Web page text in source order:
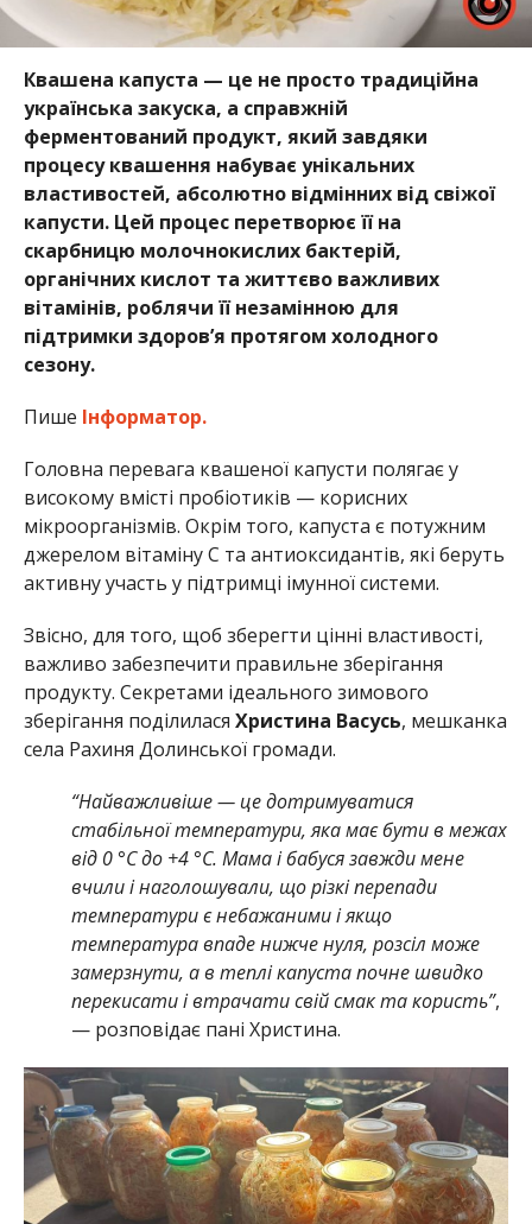
Квашена капуста — це не просто традиційна
українська закуска, а справжній
ферментований продукт, який завдяки
процесу квашення набуває унікальних
властивостей, абсолютно відмінних від свіжої
капусти. Цей процес перетворює її на
скарбницю молочнокислих бактерій,
органічних кислот та життєво важливих
вітамінів, роблячи її незамінною для
підтримки здоров’я протягом холодного
сезону.
Пише Інформатор.
Головна перевага квашеної капусти полягає у
високому вмісті пробіотиків — корисних
мікроорганізмів. Окрім того, капуста є потужним
джерелом вітаміну С та антиоксидантів, які беруть
активну участь у підтримці імунної системи.
Звісно, для того, щоб зберегти цінні властивості,
важливо забезпечити правильне зберігання
продукту. Секретами ідеального зимового
зберігання поділилася Христина Васусь, мешканка
села Рахиня Долинської громади.
“Найважливіше — це дотримуватися
стабільної температури, яка має бути в межах
від 0 °C до +4 °C. Мама і бабуся завжди мене
вчили і наголошували, що різкі перепади
температури є небажаними і якщо
температура впаде нижче нуля, розсіл може
замерзнути, а в теплі капуста почне швидко
перекисати і втрачати свій смак та користь”,
— розповідає пані Христина.